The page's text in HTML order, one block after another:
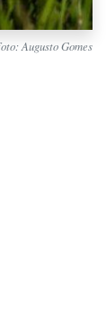
Augusto Gomes